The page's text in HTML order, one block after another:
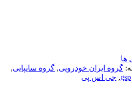
ها
گروه ایران خودرویی, گروه سایپایی,
gsp
, جی اس پی